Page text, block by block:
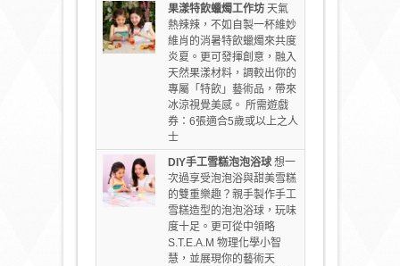
果漾特飲蠟燭工作坊天氣
熱辣辣，不如自製一杯維妙
維肖的消暑特飲蠟燭來共度
炎夏。更可發揮創意，融入
天然果漾材料，調較出你的
專屬「特飲」藝術品，帶來
冰涼視覺美感。 所需遊戲
券：6張適合5歲或以上之人
士
DIY手工雪糕泡泡浴球想一
次過享受泡泡浴與甜美雪糕
的雙重樂趣？親手製作手工
雪糕造型的泡泡浴球，玩味
度十足。更可從中領略
S.T.E.A.M 物理化學小智
慧，並展現你的藝術天